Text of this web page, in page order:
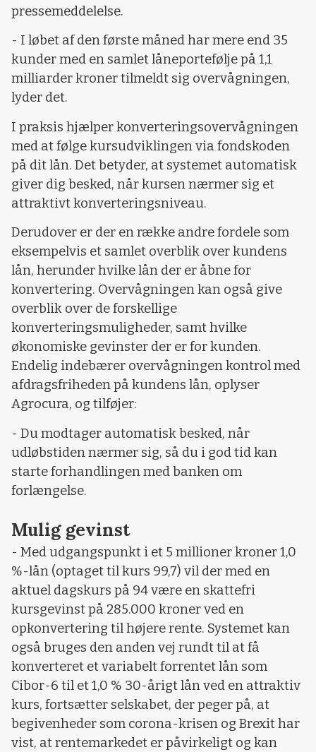
pressemeddelelse.
- I løbet af den første måned har mere end 35
kunder med en samlet låneportefølje på 1,1
milliarder kroner tilmeldt sig overvågningen,
lyder det.
I praksis hjælper konverteringsovervågningen
med at følge kursudviklingen via fondskoden
på dit lån. Det betyder, at systemet automatisk
giver dig besked, når kursen nærmer sig et
attraktivt konverteringsniveau.
Derudover er der en række andre fordele som
eksempelvis et samlet overblik over kundens
lån, herunder hvilke lån der er åbne for
konvertering. Overvågningen kan også give
overblik over de forskellige
konverteringsmuligheder, samt hvilke
økonomiske gevinster der er for kunden.
Endelig indebærer overvågningen kontrol med
afdragsfriheden på kundens lån, oplyser
Agrocura, og tilføjer:
- Du modtager automatisk besked, når
udløbstiden nærmer sig, så du i god tid kan
starte forhandlingen med banken om
forlængelse.
Mulig gevinst
- Med udgangspunkt i et 5 millioner kroner 1,0
%-lån (optaget til kurs 99,7) vil der med en
aktuel dagskurs på 94 være en skattefri
kursgevinst på 285.000 kroner ved en
opkonvertering til højere rente. Systemet kan
også bruges den anden vej rundt til at få
konverteret et variabelt forrentet lån som
Cibor-6 til et 1,0 % 30-årigt lån ved en attraktiv
kurs, fortsætter selskabet, der peger på, at
begivenheder som corona-krisen og Brexit har
vist, at rentemarkedet er påvirkeligt og kan